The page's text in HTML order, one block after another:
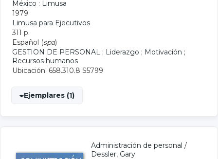
México : Limusa
1979
Limusa para Ejecutivos
311 p.
Español (spa)
GESTION DE PERSONAL ; Liderazgo ; Motivación ;
Recursos humanos
Ubicación: 658.310.8 S5799
Ejemplares (1)
Administración de personal /
Dessler, Gary